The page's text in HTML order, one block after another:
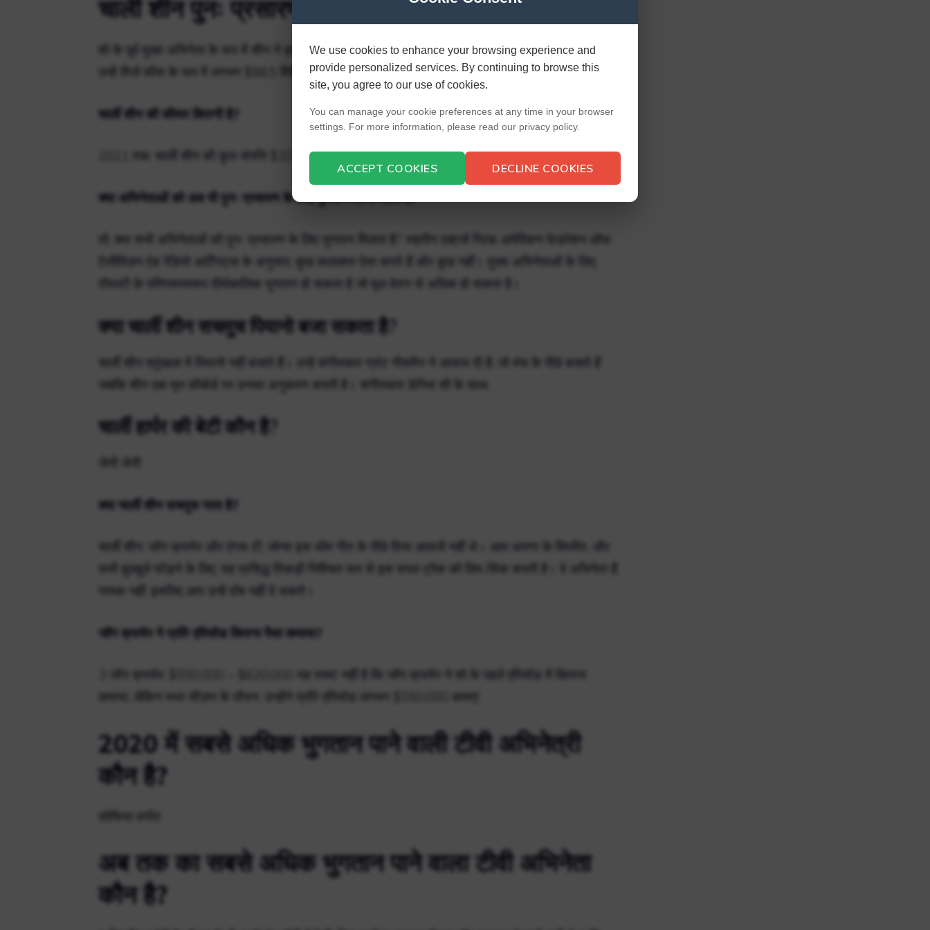
We use cookies to enhance your browsing experience and
provide personalized services. By continuing to browse this
site, you agree to our use of cookies.
You can manage your cookie preferences at any time in your browser
settings. For more information, please read our privacy policy.
ACCEPT COOKIES DECLINE COOKIES
चार्ली शीन पुनः प्रसारण से कितना पैसा कमाता है?
शो के पूर्व मुख्य अभिनेता के रूप में शीन ने इसके कारण प्रति एपिसोड लगभग आधा मिलियन कमाए। उनके अनुबंध ने
उन्हें रीप्ले फीस के रूप में लगभग $88.5 मिलियन का हकदार बनाया।
चार्ली शीन की कीमत कितनी है?
2021 तक, चार्ली शीन की कुल संपत्ति $10 मिलियन होने का अनुमान है।
क्या अभिनेताओं को अब भी पुनः प्रसारण के लिए भुगतान किया जाता है?
तो, क्या सभी अभिनेताओं को पुनः प्रसारण के लिए भुगतान मिलता है? स्क्रीन एक्टर्स गिल्ड-अमेरिकन फेडरेशन ऑफ
टेलीविज़न एंड रेडियो आर्टिस्ट्स के अनुसार, कुछ कलाकार ऐसा करते हैं और कुछ नहीं। मुख्य अभिनेताओं के लिए,
रॉयल्टी के परिणामस्वरूप दीर्घकालिक भुगतान हो सकता है जो मूल वेतन से अधिक हो सकता है।
क्या चार्ली शीन सचमुच पियानो बजा सकता है?
चार्ली शीन श्रृंखला में पियानो नहीं बजाते हैं। उन्हें संगीतकार ग्रांट गीसमैन ने आवाज दी है, जो मंच के पीछे बजाते हैं
जबकि शीन एक मृत कीबोर्ड पर उनका अनुकरण करती है। संगीतकार डेनिस सी के साथ.
चार्ली हार्पर की बेटी कौन है?
क्या चार्ली शीन सचमुच गाता है?
चार्ली शीन, जॉन क्रायेर और एंगस टी. जोन्स इस थीम गीत के पीछे दिव्य आवाजें नहीं थे। आम धारणा के विपरीत, और
सभी बुलबुले फोड़ने के लिए, यह प्रसिद्ध तिकड़ी निश्चित रूप से इस सरल ट्रैक को लिप-सिंक करती है। वे अभिनेता हैं,
गायक नहीं, इसलिए आप उन्हें दोष नहीं दे सकते।
जॉन क्रायेर ने प्रति एपिसोड कितना पैसा कमाया?
3 जॉन क्रायेर: $550,000 – $620,000 यह स्पष्ट नहीं है कि जॉन क्रायेर ने शो के पहले एपिसोड में कितना
कमाया, लेकिन मध्य सीज़न के दौरान, उन्होंने प्रति एपिसोड लगभग $550,000 कमाए!
2020 में सबसे अधिक भुगतान पाने वाली टीवी अभिनेत्री
कौन है?
अब तक का सबसे अधिक भुगतान पाने वाला टीवी अभिनेता
कौन है?